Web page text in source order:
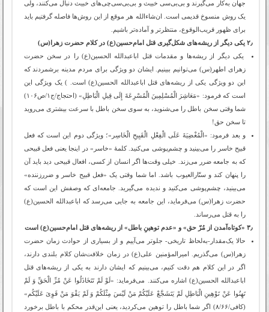
جهان به‌کار می‌گیرند و بی‌بی‌سی خبیث و بی‌بی‌سی‌چی‌های خبیث دنبال می‌کنند، ولی
یک روش منسوخ قدیمی است. ان‌شاءالله هر موقع از این روش‌ها فاصله گرفتیم باید
برای ظهور قریب‌الوقوع، منتظرتر و آماده‌تر باشیم.
۲٫ یکی دیگر از ریشه‌های شکل‌گیری قتل امام‌حسین(ع) در کلام حضرت زهرا(س)
یکی دیگر از ریشه‌ها و مقدمات قتل اباعبدالله الحسین(ع) را در سخن حضرت
زهرای اطهر(س) می‌توانیم ببینیم. ایشان دو ویژگی برای مردم مدینه برشمردند که
این دو ویژگی‌ یکی از ریشه‌های قتل اباعبدالله الحسین(ع) است. ) یک ویژگی این
است که فرمود: «مَعَاشِرَ الْمُسْلِمِینَ الْمُسْرِعَةَ إِلَى قِیلِ الْبَاطِلِ» (احتجاج/ج۱/ص۱۰۶)
شما وقتی سخن باطل را می‌شنوید، به سوی سخن باطل با سرعت بیشتری می‌روید
تا سخن حق!
و بعد فرمود: «الْمُغْضِیَةَ عَلَى الْفِعْلِ الْقَبِیحِ الْخَاسِر»؛ ویژگی دوم این است که فعل
قبیح خاسر را می‌بینید و چشم‌پوشی می‌کنید. کلمۀ «خاسر» در اینجا یعنی فعل قبیحی
که به جامعه ضرر می‌زند. خیلی وقت‌ها اگر انسان از کسی، افعال قبیحی دید باید آن
را پنهان کند و ستّارالعیوب باشد. اما شما وقتی یک «فعل قبیح خاسر و ضررزننده»
می‌بینید، چشم‌پوشی می‌کنید و ندیده می‌گیرید. جامعه‌ای که وصفش این است که
حضرت زهرا(س) می‌فرماید، این جامعه به جایی می‌رسد که اباعبدالله الحسین(ع)
را به قتل می‌رساند.
۳٫ «کوتاه‌آمدن از مُرّ حق» و «عدم توهینِ باطل» از ریشه‌های قتل امام‌حسین(ع) است
حالا یک‌مقدار-به‌لحاظ تاریخی- جلوتر می‌آییم و از بسیاری از حوادث زمان حضرت
زهرا(س) می‌گذریم. امیرالمؤمنین علی(ع) در زمان خلافت‌شان کلام بلندی دارند،
اگر در این کلام هم دقت کنیم، می‌بینیم که ایشان دارند به یکی از ریشه‌های قتل
اباعبدالله الحسین(ع) اشاره می‌کنند. می‌فرماید: «لَوْ لَمْ تَتَخَاذَلُوا عَنْ مُرِّ الْحَقِّ وَ لَمْ
تَهِنُوا عَنْ تَوْهِینِ الْبَاطِلِ لَمْ یَتَشَجَّعْ عَلَیْکُمْ مَنْ لَیْسَ مِثْلَکُمْ وَ لَمْ یَقْوَ مَنْ قَوِیَ عَلَیْکُم‏»
(کافی/۸/۶۶) اگر شما باطل را توهین می‌کردید، یعنی این‌قدر محکم با باطل برخورد